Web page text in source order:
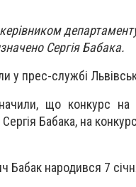
Сергія Бабака.
у прес-службі
що конкурс на
Бабака, на
Бабак народився 7